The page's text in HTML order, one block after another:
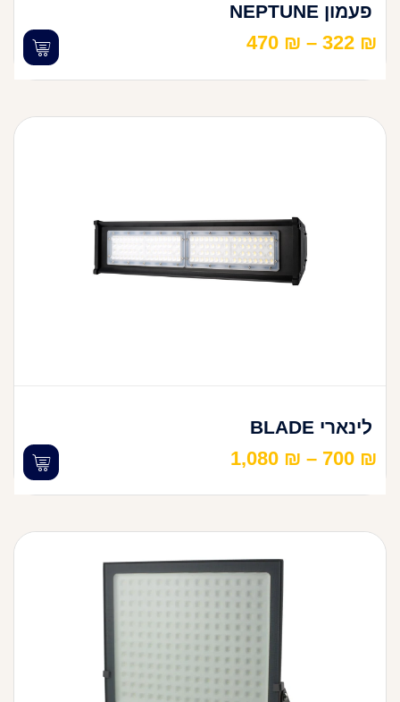
פעמון NEPTUNE
322 ₪
–
470 ₪
לינארי BLADE
700 ₪
–
1,080 ₪